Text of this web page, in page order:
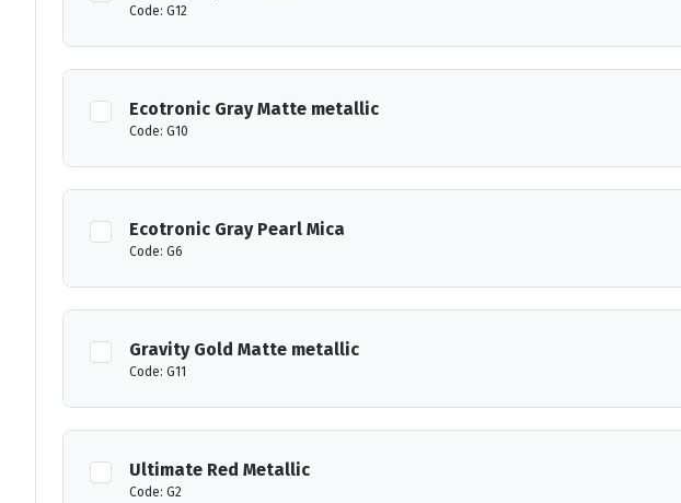
Code: G12
Ecotronic Gray Matte metallic
Code: G10
Ecotronic Gray Pearl Mica
Code: G6
Gravity Gold Matte metallic
Code: G11
Ultimate Red Metallic
Code: G2